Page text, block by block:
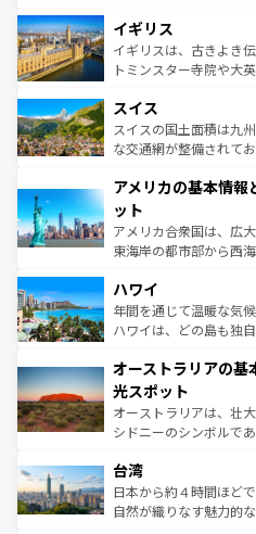
香り高いラベンダー畑
らに、パリ以外の地域
も豊かな歴史と文化が
を参照してほしい。
顔を持つこの国は、ど
ルリンの文化的活気、
してライン川沿いのワ
は、お酒好きな人にはぜひ体験
ドイツ情報はコンテン
イギリス
イギリスは、古きよき
トミンスター寺院や大
リアごとに異なる魅力
ティー、ビール好きに
戦など、本場だからこ
ンツ一覧を参照してほ
スイス
スイスの国土面積は九
な交通網が整備されて
の建物がそのまま残る
博物館もあり、アルプ
ことができる。国民の
者向けの交通パス提供
着のスイス情報は
アメリカの基本情報
ット
アメリカ合衆国は、広
東海岸の都市部から西
のような巨大都市は、
ンメントが詰まった刺
西部には大自然が広が
部のニューオーリンズ
文化が魅力。旅行者は
しみながら、その多様
るだろう。車でのロー
情報は
ハワイ
年間を通じて温暖な気
ハワイは、どの島も独
ワイ島は見逃せない。
島だが、静かな自然を
おすすめ。エメラルド
文化や歴史が息づいて
人々、おいしいローカ
ク、伝統的なフラダン
っている。訪れるたび
オーストラリアの基
光スポット
オーストラリアは、壮
シドニーのシンボルで
リアリーフや大陸中央
ク）、タスマニアの美
ど、見どころがたくさ
台湾
日本から約４時間ほど
自然が織りなす魅力的